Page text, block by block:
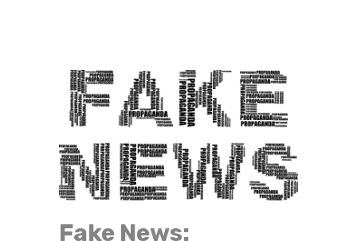
Fake News: